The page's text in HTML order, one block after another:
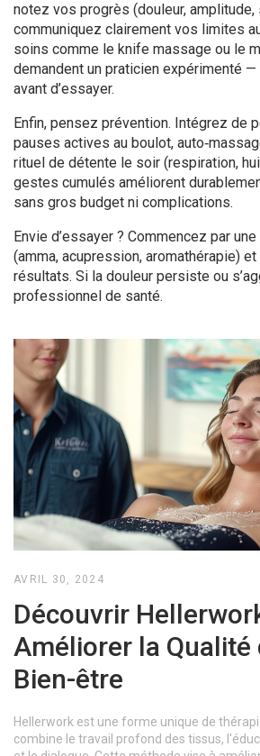
notez vos progrès (douleur, amplitude,
communiquez clairement vos limites
soins comme le knife massage ou le
demandent un praticien expérimenté —
avant d’essayer.
Enfin, pensez prévention. Intégrez de
pauses actives au boulot,
rituel de détente le soir (respiration,
gestes cumulés améliorent
sans gros budget ni complications.
Envie d’essayer ? Commencez par
(amma, acupression, aromathérapie)
résultats. Si la douleur persiste ou
professionnel de santé.
AVRIL 30, 2024
Découvrir
Améliorer la Qualité
Bien-être
Hellerwork est une forme unique de
combine le travail profond des tissus,